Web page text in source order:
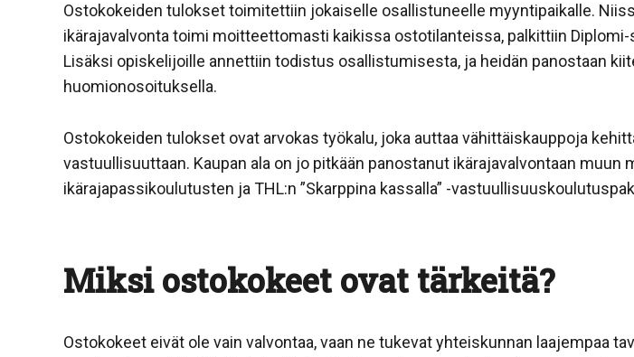
Ostokokeiden tulokset toimitettiin jokaiselle osallistuneelle myyntipaikalle.
ikärajavalvonta toimi moitteettomasti kaikissa ostotilanteissa, palkittiin Diplomi-
Lisäksi opiskelijoille annettiin todistus osallistumisesta, ja heidän panostaan
huomionosoituksella.
Ostokokeiden tulokset ovat arvokas työkalu, joka auttaa vähittäiskauppoja
vastuullisuuttaan. Kaupan ala on jo pitkään panostanut ikärajavalvontaan muun
ikärajapassikoulutusten ja THL:n ”Skarppina kassalla” -
Miksi ostokokeet ovat tärkeitä?
Ostokokeet eivät ole vain valvontaa, vaan ne tukevat yhteiskunnan laajempaa